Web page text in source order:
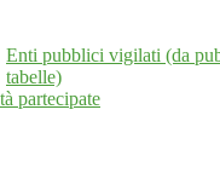
Enti pubblici vigilati (da
tabelle)
partecipate